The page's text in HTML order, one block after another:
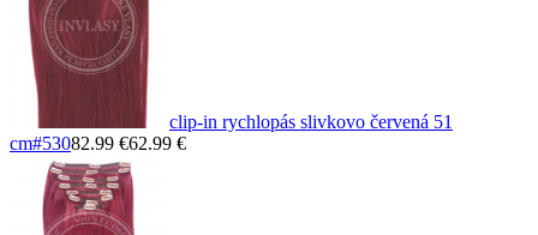
clip-in rychlopás slivkovo červená 51
cm#53082.99 €62.99 €